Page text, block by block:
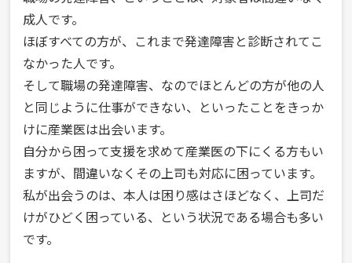
成人です。
ほぼすべての方が、これまで発達障害と診断されてこ
なかった人です。
そして職場の発達障害、なのでほとんどの方が他の人
と同じように仕事ができない、といったことをきっか
けに産業医は出会います。
自分から困って支援を求めて産業医の下にくる方もい
ますが、間違いなくその上司も対応に困っています。
私が出会うのは、本人は困り感はさほどなく、上司だ
けがひどく困っている、という状況である場合も多い
です。